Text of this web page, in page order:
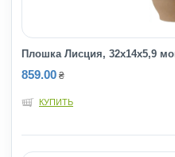
Плошка Лисция, 32х14х5,9
859.00 ₴
КУПИТЬ